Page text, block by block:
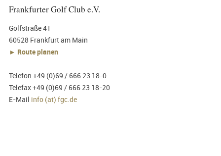
Frankfurter Golf Club e.V.
Golfstraße 41
60528 Frankfurt am Main
► Route planen
Telefon +49 (0)69 / 666 23 18-0
Telefax +49 (0)69 / 666 23 18-20
E-Mail info (at) fgc.de